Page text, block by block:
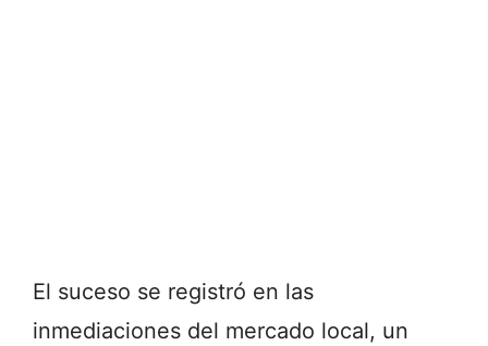
El suceso se registró en las
inmediaciones del mercado local, un